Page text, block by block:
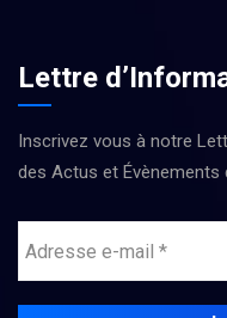
Lettre
Inscrivez vous à notre
des Actus et Évènements